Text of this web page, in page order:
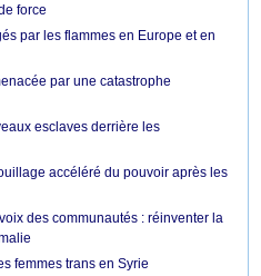
force
par les flammes en Europe et en
par une catastrophe
esclaves derrière les
accéléré du pouvoir après les
des communautés : réinventer la
femmes trans en Syrie